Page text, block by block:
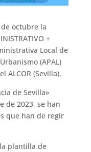
octubre la
+
Local de
(APAL)
ALCOR (Sevilla).
de Sevilla»
de 2023, se han
que han de regir
plantilla de